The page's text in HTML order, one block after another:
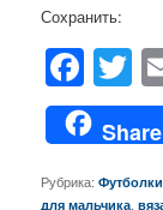
Сохранить:
Facebook
Share
Рубрика:
для мальчика ,